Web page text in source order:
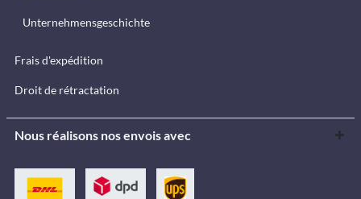
Unternehmensgeschichte
Frais d'expédition
Droit de rétractation
Nous réalisons nos envois avec